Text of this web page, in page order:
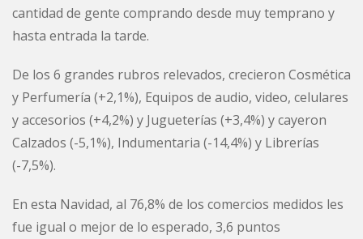
cantidad de gente comprando desde muy temprano y
hasta entrada la tarde.
De los 6 grandes rubros relevados, crecieron Cosmética
y Perfumería (+2,1%), Equipos de audio, video, celulares
y accesorios (+4,2%) y Jugueterías (+3,4%) y cayeron
Calzados (-5,1%), Indumentaria (-14,4%) y Librerías
(-7,5%).
En esta Navidad, al 76,8% de los comercios medidos les
fue igual o mejor de lo esperado, 3,6 puntos